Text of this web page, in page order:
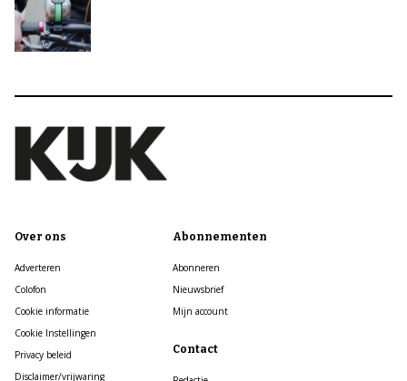
Over ons
Adverteren
Colofon
Cookie informatie
Cookie Instellingen
Privacy beleid
Disclaimer/vrijwaring
Abonnementen
Abonneren
Nieuwsbrief
Mijn account
Contact